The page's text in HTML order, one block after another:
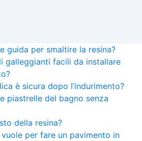
guida per smaltire la resina?
galleggianti facili da installare
è sicura dopo l’indurimento?
piastrelle del bagno senza
della resina?
per fare un pavimento in